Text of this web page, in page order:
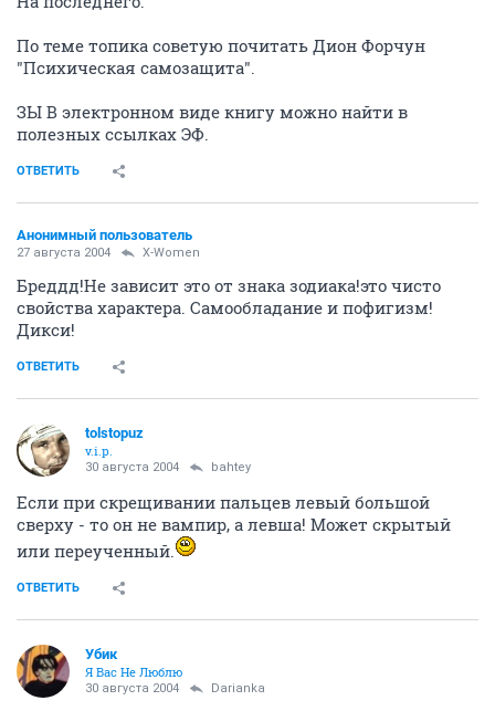
По теме топика советую почитать Дион Форчун
"Психическая самозащита".
ЗЫ В электронном виде книгу можно найти в
полезных ссылках ЭФ.
ОТВЕТИТЬ
Анонимный пользователь
27 августа 2004 X-Women
Бреддд!Не зависит это от знака зодиака!это чисто
свойства характера. Самообладание и пофигизм!
Дикси!
ОТВЕТИТЬ
tolstopuz
v.i.p.
30 августа 2004 bahtey
Если при скрещивании пальцев левый большой
сверху - то он не вампир, а левша! Может скрытый
или переученный.
ОТВЕТИТЬ
Убик
Я Вас Не Люблю
30 августа 2004 Darianka